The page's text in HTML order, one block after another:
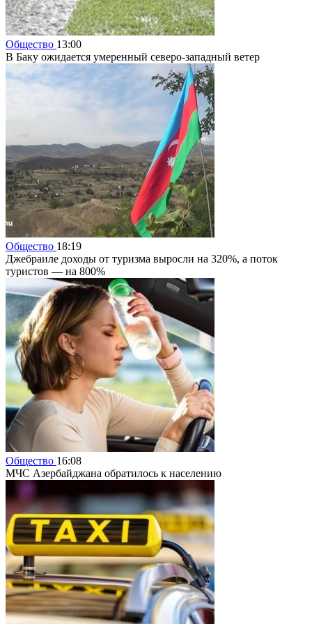
Общество 13:00
В Баку ожидается умеренный северо-западный ветер
Общество 18:19
Джебраиле доходы от туризма выросли на 320%, а поток
туристов — на 800%
Общество 16:08
МЧС Азербайджана обратилось к населению